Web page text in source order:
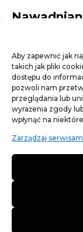
Aby zapewnić jak
takich jak pliki
dostępu do
pozwoli nam
przeglądania lub
wyrażenia zgody
wpłynąć na
Zarządzaj
Dysze
Studzienki
Linie
Złączki
Artykuły
Agrotkaniny
Trawa -
Nawozy
Szpilki, kotwy,
Obrzeża